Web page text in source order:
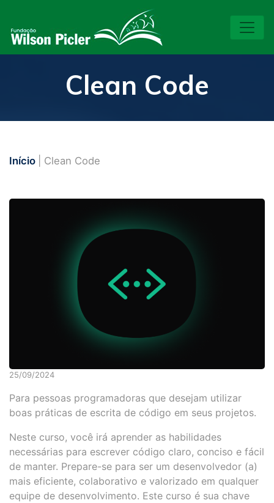
Clean Code
Início | Clean Code
25/09/2024
Para pessoas programadoras que desejam utilizar
boas práticas de escrita de código em seus projetos.
Neste curso, você irá aprender as habilidades
necessárias para escrever código claro, conciso e fácil
de manter. Prepare-se para ser um desenvolvedor (a)
mais eficiente, colaborativo e valorizado em qualquer
equipe de desenvolvimento. Este curso é sua chave